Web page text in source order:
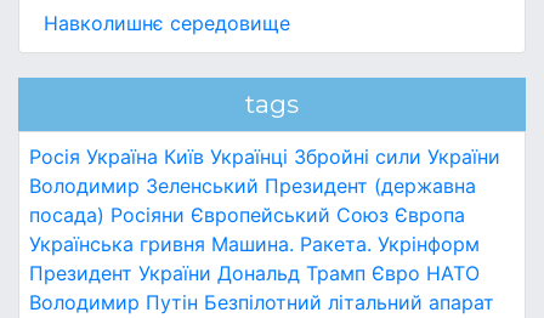
Навколишнє середовище
tags
Росія Україна Київ Українці Збройні сили України
Володимир Зеленський Президент (державна
посада) Росіяни Європейський Союз Європа
Українська гривня Машина. Ракета. Укрінформ
Президент України Дональд Трамп Євро НАТО
Володимир Путін Безпілотний літальний апарат